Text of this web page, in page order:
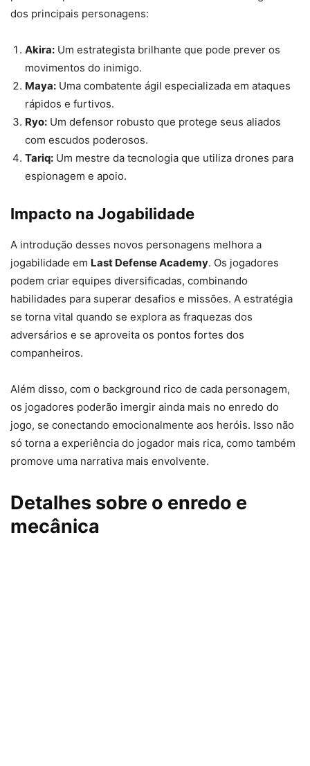
dos principais personagens:
Akira: Um estrategista brilhante que pode prever os
movimentos do inimigo.
Maya: Uma combatente ágil especializada em ataques
rápidos e furtivos.
Ryo: Um defensor robusto que protege seus aliados
com escudos poderosos.
Tariq: Um mestre da tecnologia que utiliza drones para
espionagem e apoio.
Impacto na Jogabilidade
A introdução desses novos personagens melhora a
jogabilidade em Last Defense Academy. Os jogadores
podem criar equipes diversificadas, combinando
habilidades para superar desafios e missões. A estratégia
se torna vital quando se explora as fraquezas dos
adversários e se aproveita os pontos fortes dos
companheiros.
Além disso, com o background rico de cada personagem,
os jogadores poderão imergir ainda mais no enredo do
jogo, se conectando emocionalmente aos heróis. Isso não
só torna a experiência do jogador mais rica, como também
promove uma narrativa mais envolvente.
Detalhes sobre o enredo e
mecânica